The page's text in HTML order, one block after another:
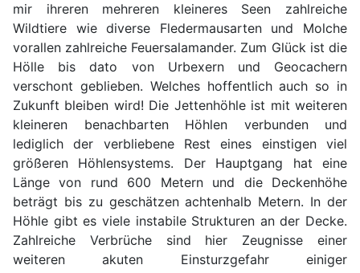
mir ihreren mehreren kleineres Seen zahlreiche
Wildtiere wie diverse Fledermausarten und Molche
vorallen zahlreiche Feuersalamander. Zum Glück ist die
Hölle bis dato von Urbexern und Geocachern
verschont geblieben. Welches hoffentlich auch so in
Zukunft bleiben wird! Die Jettenhöhle ist mit weiteren
kleineren benachbarten Höhlen verbunden und
lediglich der verbliebene Rest eines einstigen viel
größeren Höhlensystems. Der Hauptgang hat eine
Länge von rund 600 Metern und die Deckenhöhe
beträgt bis zu geschätzen achtenhalb Metern. In der
Höhle gibt es viele instabile Strukturen an der Decke.
Zahlreiche Verbrüche sind hier Zeugnisse einer
weiteren akuten Einsturzgefahr einiger